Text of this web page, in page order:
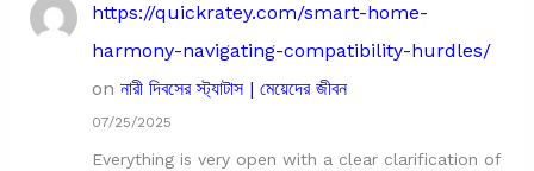
https://quickratey.com/smart-home-
harmony-navigating-compatibility-hurdles/
on নারী দিবসের স্ট্যাটাস | মেয়েদের জীবন
07/25/2025
Everything is very open with a clear clarification of